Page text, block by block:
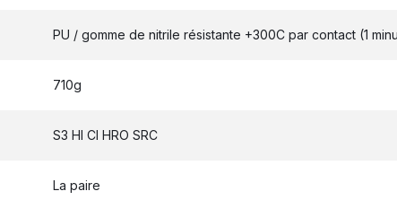
PU / gomme de nitrile résistante +300C par contact (1
710g
S3 HI CI HRO SRC
La paire